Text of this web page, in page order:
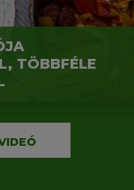
TÖBBFÉLE